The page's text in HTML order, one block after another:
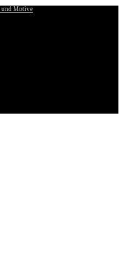
und Motive